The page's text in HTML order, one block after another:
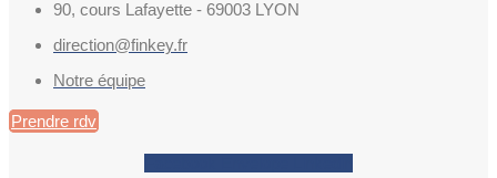
90, cours Lafayette - 69003 LYON
direction@finkey.fr
Notre équipe
Prendre rdv